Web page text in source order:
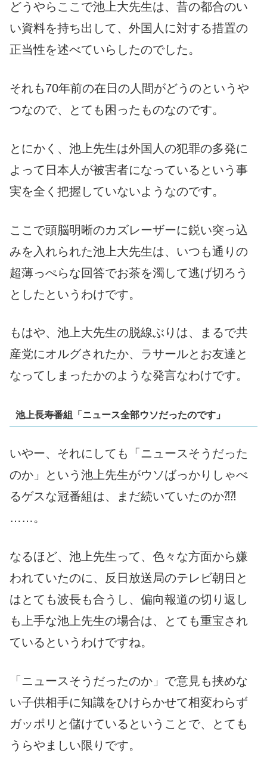
どうやらここで池上大先生は、昔の都合のい
い資料を持ち出して、外国人に対する措置の
正当性を述べていらしたのでした。
それも70年前の在日の人間がどうのというや
つなので、とても困ったものなのです。
とにかく、池上先生は外国人の犯罪の多発に
よって日本人が被害者になっているという事
実を全く把握していないようなのです。
ここで頭脳明晰のカズレーザーに鋭い突っ込
みを入れられた池上大先生は、いつも通りの
超薄っぺらな回答でお茶を濁して逃げ切ろう
としたというわけです。
もはや、池上大先生の脱線ぶりは、まるで共
産党にオルグされたか、ラサールとお友達と
なってしまったかのような発言なわけです。
池上長寿番組「ニュース全部ウソだったのです」
いやー、それにしても「ニュースそうだった
のか」という池上先生がウソばっかりしゃべ
るゲスな冠番組は、まだ続いていたのか⁈⁈
……。
なるほど、池上先生って、色々な方面から嫌
われていたのに、反日放送局のテレビ朝日と
はとても波長も合うし、偏向報道の切り返し
も上手な池上先生の場合は、とても重宝され
ているというわけですね。
「ニュースそうだったのか」で意見も挟めな
い子供相手に知識をひけらかせて相変わらず
ガッポリと儲けているということで、とても
うらやましい限りです。